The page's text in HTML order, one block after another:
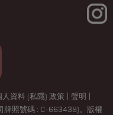
人資料 (私隱) 政策 聲明
牌照號碼 : C-663438)。版權